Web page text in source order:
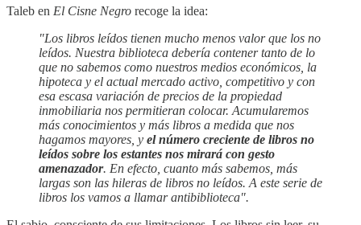
Taleb en El Cisne Negro recoge la idea:
"Los libros leídos tienen mucho menos valor que los no
leídos. Nuestra biblioteca debería contener tanto de lo
que no sabemos como nuestros medios económicos, la
hipoteca y el actual mercado activo, competitivo y con
esa escasa variación de precios de la propiedad
inmobiliaria nos permitieran colocar. Acumularemos
más conocimientos y más libros a medida que nos
hagamos mayores, y el número creciente de libros no
leídos sobre los estantes nos mirará con gesto
amenazador. En efecto, cuanto más sabemos, más
largas son las hileras de libros no leídos. A este serie de
libros los vamos a llamar antibiblioteca".